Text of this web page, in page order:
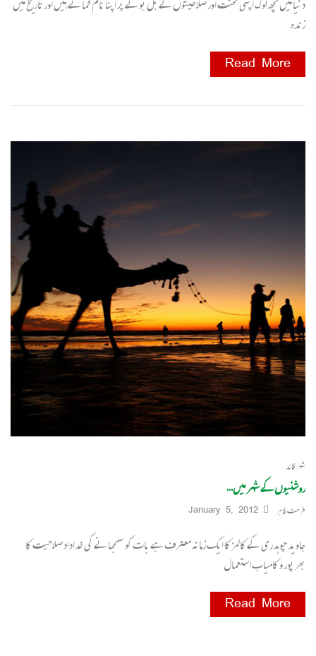
زندہ
Read More
شہر قائد
روشنیوں کے شہر میں…
فرحت طاہر January 5, 2012
جاوید چوہدری کے کالمز کا ایک زمانہ معترف ہے بات کو سمجھانے کی خداداد صلاحیت کا
بھرپور و کامیاب استعمال
Read More